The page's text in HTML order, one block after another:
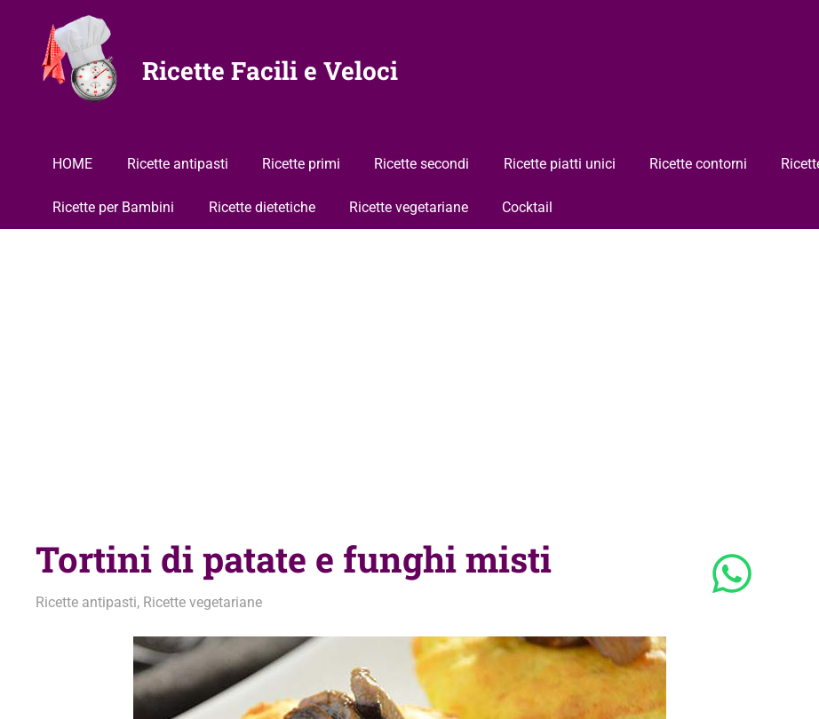
contenuto
Ricette Facili e Veloci
HOME Ricette antipasti Ricette primi Ricette secondi Ricette piatti unici Ricette contorni
Ricette per Bambini Ricette dietetiche Ricette vegetariane Cocktail
Tortini di patate e funghi misti
24 Ottobre 2019
admin
Ricette antipasti, Ricette vegetariane